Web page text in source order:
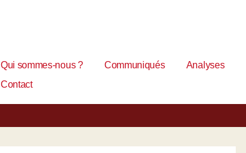
Qui sommes-nous ? Communiqués Analyses
Contact